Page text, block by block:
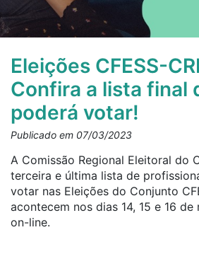
Eleições CFESS-
Confira a lista final
poderá votar!
Publicado em 07/03/2023
A Comissão Regional Eleitoral do
terceira e última lista de
votar nas Eleições do Conjunto
acontecem nos dias 14, 15 e 16
on-line.